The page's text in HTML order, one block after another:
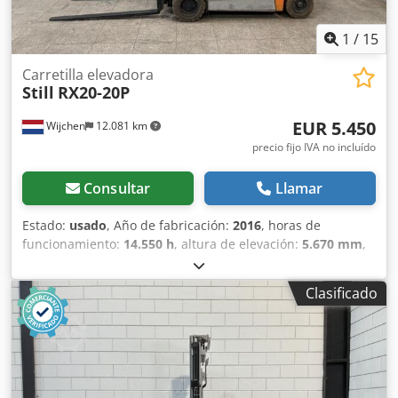
1 / 15
Wijchen 12.081 km
Carretilla elevadora
Still RX20-20P
EUR 5.450
precio fijo IVA no incluído
Consultar Llamar
Estado: usado, Año de fabricación: 2016, horas de
funcionamiento: 14.550 h, altura de elevación: 5.670 mm,
, tipo de combustible:
tipo de mástil:triple, longitud de la horquilla:1.400 mm,
ancho de horquillas:860 mm, altura total:2.460 mm,
longitud total:
, ancho total:1.140 mm, color:
plateado, Peso en vacío: 3.825 kg Capacidad de elevación:
2.000 kg - Año de fabricación: 2016 - Documentación
disponible: Sí - Marcado CE: Sí - Certificado CE: No -
Número de serie: 516216G01449 - Horas de
Clasificado